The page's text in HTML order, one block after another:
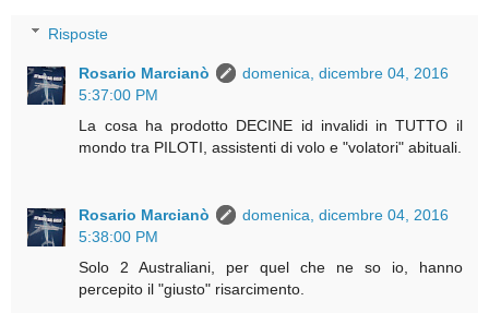
Risposte
Rosario Marcianò
domenica, dicembre 04, 2016
5:37:00 PM
La cosa ha prodotto DECINE id invalidi in TUTTO il
mondo tra PILOTI, assistenti di volo e "volatori" abituali.
Rosario Marcianò
domenica, dicembre 04, 2016
5:38:00 PM
Solo 2 Australiani, per quel che ne so io, hanno
percepito il "giusto" risarcimento.